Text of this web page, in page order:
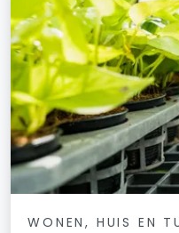
WONEN, HUIS EN